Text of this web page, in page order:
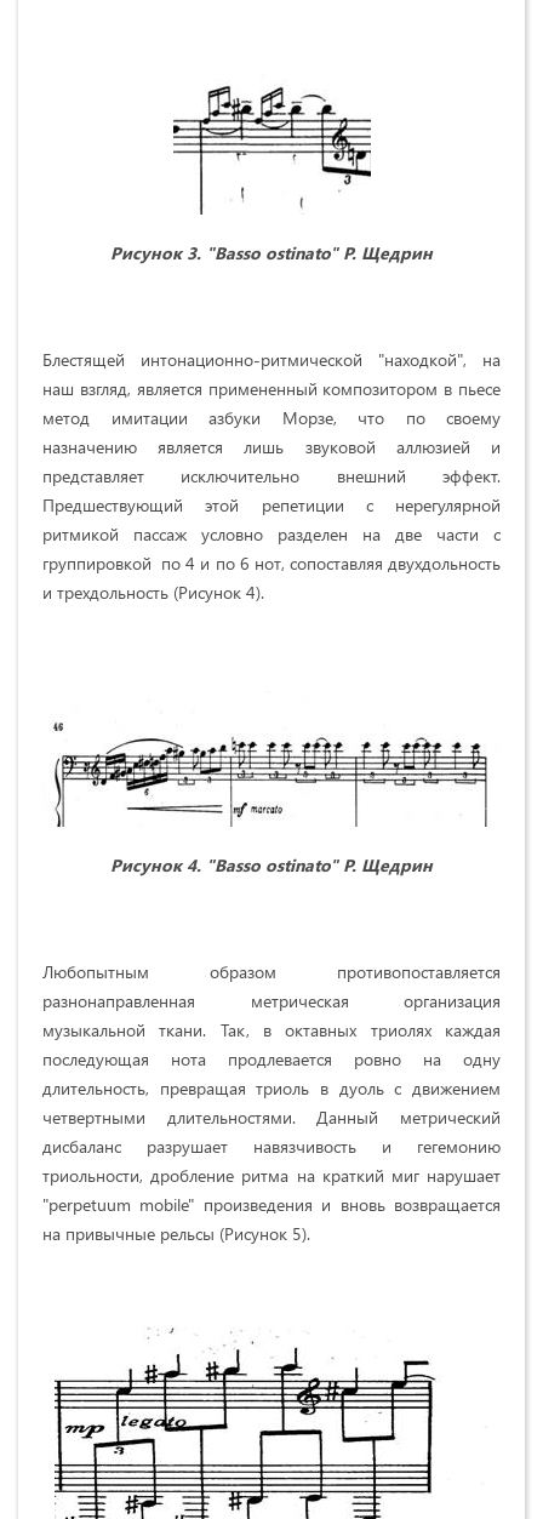
Рисунок 3. "Basso ostinato" Р. Щедрин
Блестящей интонационно-ритмической "находкой", на
наш взгляд, является примененный композитором в пьесе
метод имитации азбуки Морзе, что по своему
назначению является лишь звуковой аллюзией и
представляет исключительно внешний эффект.
Предшествующий этой репетиции с нерегулярной
ритмикой пассаж условно разделен на две части с
группировкой по 4 и по 6 нот, сопоставляя двухдольность
и трехдольность (Рисунок 4).
Рисунок 4. "Basso ostinato" Р. Щедрин
Любопытным образом противопоставляется
разнонаправленная метрическая организация
музыкальной ткани. Так, в октавных триолях каждая
последующая нота продлевается ровно на одну
длительность, превращая триоль в дуоль с движением
четвертными длительностями. Данный метрический
дисбаланс разрушает навязчивость и гегемонию
триольности, дробление ритма на краткий миг нарушает
"perpetuum mobile" произведения и вновь возвращается
на привычные рельсы (Рисунок 5).